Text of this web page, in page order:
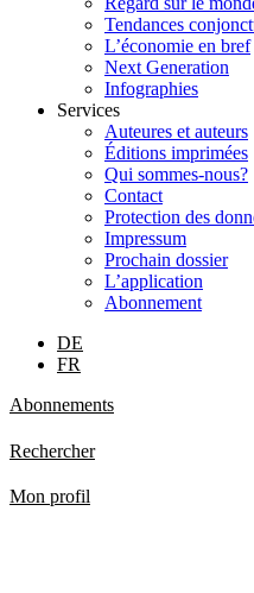
Tendances
L’économie en bref
Next Generation
Infographies
Services
Auteures et auteurs
Éditions imprimées
Qui sommes-nous?
Contact
Protection des
Impressum
Prochain dossier
L’application
Abonnement
DE
FR
Abonnements
Rechercher
Mon profil